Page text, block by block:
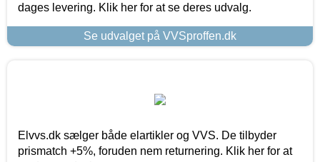
dages levering. Klik her for at se deres udvalg.
Se udvalget på VVSproffen.dk
Elvvs.dk sælger både elartikler og VVS. De tilbyder
prismatch +5%, foruden nem returnering. Klik her for at